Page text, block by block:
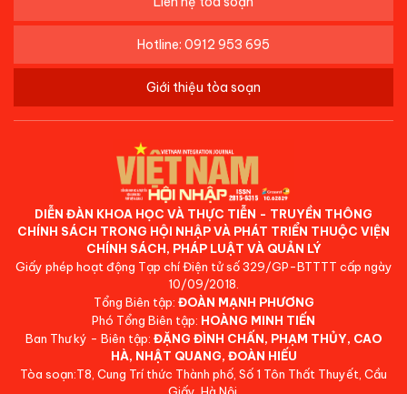
Hotline: 0912 953 695
Giới thiệu tòa soạn
DIỄN ĐÀN KHOA HỌC VÀ THỰC TIỄN - TRUYỀN THÔNG
CHÍNH SÁCH TRONG HỘI NHẬP VÀ PHÁT TRIỂN THUỘC VIỆN
CHÍNH SÁCH, PHÁP LUẬT VÀ QUẢN LÝ
Giấy phép hoạt động Tạp chí Điện tử số 329/GP-BTTTT cấp ngày
10/09/2018.
Tổng Biên tập: ĐOÀN MẠNH PHƯƠNG
Phó Tổng Biên tập: HOÀNG MINH TIẾN
Ban Thư ký - Biên tập: ĐẶNG ĐÌNH CHẤN, PHẠM THỦY, CAO
HÀ, NHẬT QUANG, ĐOÀN HIẾU
Tòa soạn:T8, Cung Trí thức Thành phố, Số 1 Tôn Thất Thuyết, Cầu